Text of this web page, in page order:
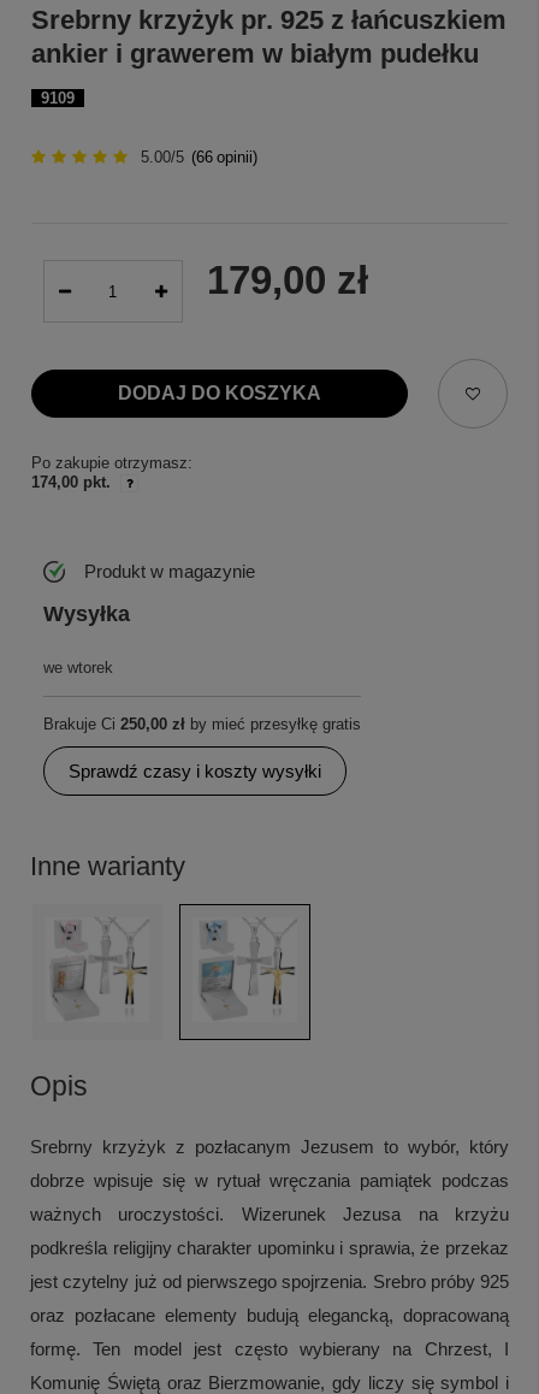
9109
Srebrny krzyżyk pr. 925 z łańcuszkiem
ankier i grawerem w białym pudełku
5.00/5 (66 opinii)
179,00 zł
DODAJ DO KOSZYKA
Po zakupie otrzymasz:
174,00 pkt.
Produkt w magazynie
Wysyłka
we wtorek
Brakuje Ci 250,00 zł by mieć przesyłkę gratis
Sprawdź czasy i koszty wysyłki
Inne warianty
Opis
Srebrny krzyżyk z pozłacanym Jezusem to wybór, który
dobrze wpisuje się w rytuał wręczania pamiątek podczas
ważnych uroczystości. Wizerunek Jezusa na krzyżu
podkreśla religijny charakter upominku i sprawia, że przekaz
jest czytelny już od pierwszego spojrzenia. Srebro próby 925
oraz pozłacane elementy budują elegancką, dopracowaną
formę. Ten model jest często wybierany na Chrzest, I
Komunię Świętą oraz Bierzmowanie, gdy liczy się symbol i